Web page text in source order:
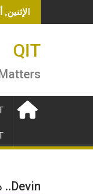
to
الإثنين,
QIT
Devin.. ذكاء اصطناعي يُحدث ثورة في عالم البرمجة